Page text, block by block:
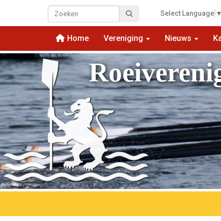
Select Language
Home Vereniging Nieuws